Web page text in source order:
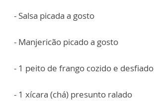
- Salsa picada a gosto
- Manjericão picado a gosto
- 1 peito de frango cozido e desfiado
- 1 xícara (chá) presunto ralado